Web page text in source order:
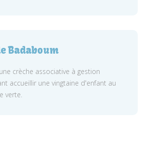
Badaboum
crèche associative à gestion
accueillir une vingtaine d'enfant au
verte.